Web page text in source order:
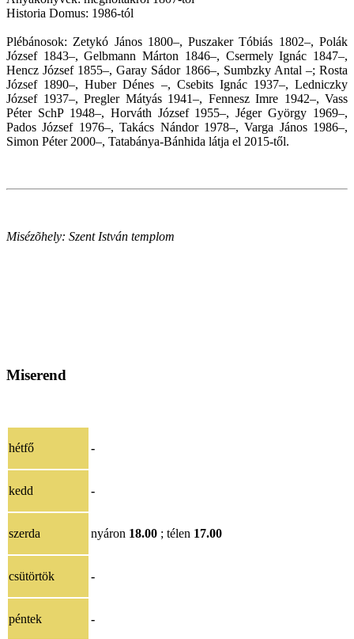
Historia Domus: 1986-tól
Plébánosok: Zetykó János 1800–, Puszaker Tóbiás 1802–, Polák
József 1843–, Gelbmann Márton 1846–, Csermely Ignác 1847–,
Hencz József 1855–, Garay Sádor 1866–, Sumbzky Antal –; Rosta
József 1890–, Huber Dénes –, Csebits Ignác 1937–, Ledniczky
József 1937–, Pregler Mátyás 1941–, Fennesz Imre 1942–, Vass
Péter SchP 1948–, Horváth József 1955–, Jéger György 1969–,
Pados József 1976–, Takács Nándor 1978–, Varga János 1986–,
Simon Péter 2000–, Tatabánya-Bánhida látja el 2015-től.
Misézõhely: Szent István templom
Miserend
hétfő -
kedd -
szerda nyáron 18.00 ; télen 17.00
csütörtök -
péntek -